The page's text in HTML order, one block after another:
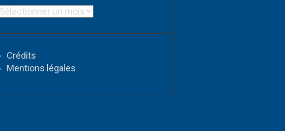
ARCHIVES
Crédits
Mentions légales